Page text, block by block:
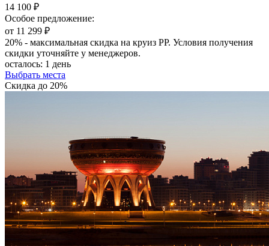
14 100 ₽
Особое предложение:
от 11 299 ₽
20% - максимальная скидка на круиз РР. Условия получения
скидки уточняйте у менеджеров.
осталось: 1 день
Выбрать места
Скидка до 20%